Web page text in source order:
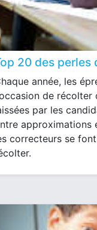
20 des perles
année, les
de récolter
par les
approximations
correcteurs se